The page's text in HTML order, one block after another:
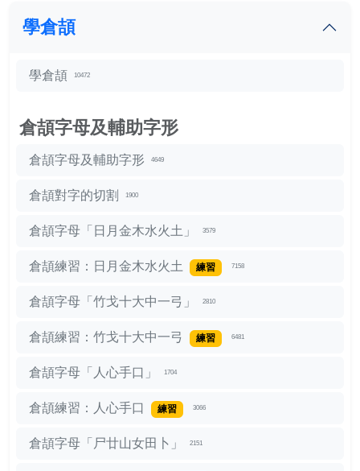
學倉頡
學倉頡 10472
倉頡字母及輔助字形
倉頡字母及輔助字形 4649
倉頡對字的切割 1900
倉頡字母「日月金木水火土」 3579
倉頡練習：日月金木水火土 練習 7158
倉頡字母「竹戈十大中一弓」 2810
倉頡練習：竹戈十大中一弓 練習 6481
倉頡字母「人心手口」 1704
倉頡練習：人心手口 練習 3066
倉頡字母「尸廿山女田卜」 2151